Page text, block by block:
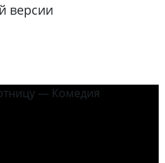
версии